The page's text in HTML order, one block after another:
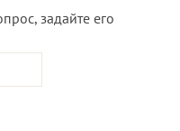
задайте его